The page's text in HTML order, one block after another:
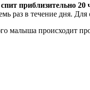
приблизительно 20
раз в течение дня.
малыша происходит